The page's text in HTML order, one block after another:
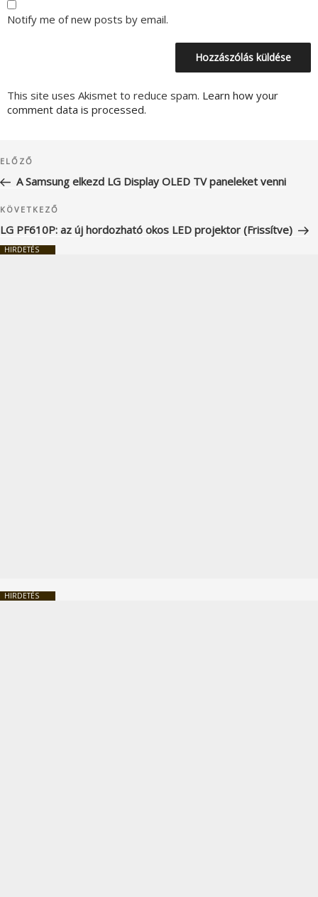
Notify me of new posts by email.
This site uses Akismet to reduce spam. Learn how your
comment data is processed.
navigáció
Korábbi
bejegyzés
ELŐZŐ
A Samsung elkezd LG Display OLED TV paneleket venni
Következő
bejegyzés
KÖVETKEZŐ
LG PF610P: az új hordozható okos LED projektor (Frissítve)
HIRDETÉS
HIRDETÉS